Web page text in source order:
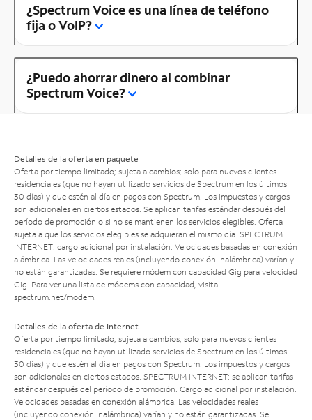
¿Spectrum Voice es una línea de teléfono
fija o VoIP?
¿Puedo ahorrar dinero al combinar
Spectrum Voice?
Detalles de la oferta en paquete
Oferta por tiempo limitado; sujeta a cambios; solo para nuevos clientes
residenciales (que no hayan utilizado servicios de Spectrum en los últimos
30 días) y que estén al día en pagos con Spectrum. Los impuestos y cargos
son adicionales en ciertos estados. Se aplican tarifas estándar después del
período de promoción o si no se mantienen los servicios elegibles. Oferta
sujeta a que los servicios elegibles se adquieran el mismo día. SPECTRUM
INTERNET: cargo adicional por instalación. Velocidades basadas en conexión
alámbrica. Las velocidades reales (incluyendo conexión inalámbrica) varían y
no están garantizadas. Se requiere módem con capacidad Gig para velocidad
Gig. Para ver una lista de módems con capacidad, visita
spectrum.net/modem
Detalles de la oferta de Internet
Oferta por tiempo limitado; sujeta a cambios; solo para nuevos clientes
residenciales (que no hayan utilizado servicios de Spectrum en los últimos
30 días) y que estén al día en pagos con Spectrum. Los impuestos y cargos
son adicionales en ciertos estados. SPECTRUM INTERNET: se aplican tarifas
estándar después del período de promoción. Cargo adicional por instalación.
Velocidades basadas en conexión alámbrica. Las velocidades reales
(incluyendo conexión inalámbrica) varían y no están garantizadas. Se